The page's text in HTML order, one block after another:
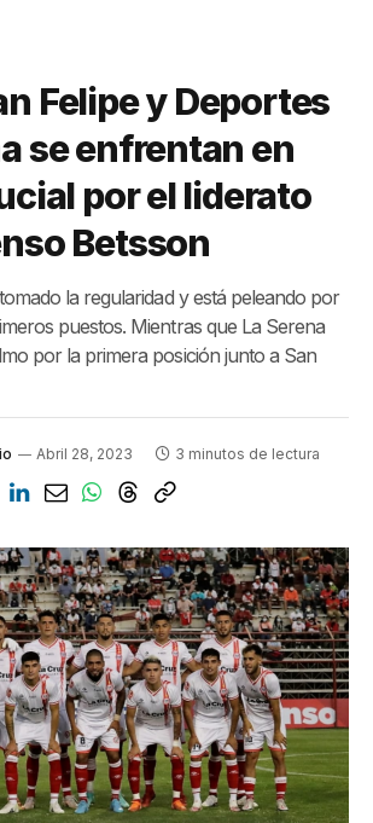
Felipe y Deportes
se enfrentan en
por el liderato
Betsson
la regularidad y está peleando por
puestos. Mientras que La Serena
por la primera posición junto a San
Abril 28, 2023 3 minutos de lectura